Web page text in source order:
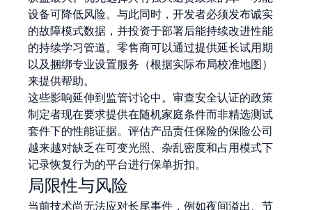
设备可降低风险。与此同时，开发者必须发布诚实
的故障模式数据，并投资于部署后能持续改进性能
的持续学习管道。零售商可以通过提供延长试用期
以及捆绑专业设置服务（根据实际布局校准地图）
来提供帮助。
这些影响延伸到监管讨论中。审查安全认证的政策
制定者现在要求提供在随机家庭条件而非精选测试
套件下的性能证据。评估产品责任保险的保险公司
越来越对缺乏在可变光照、杂乱密度和占用模式下
记录恢复行为的平台进行保单折扣。
局限性与风险
当前技术尚无法应对长尾事件，例如夜间溢出、节